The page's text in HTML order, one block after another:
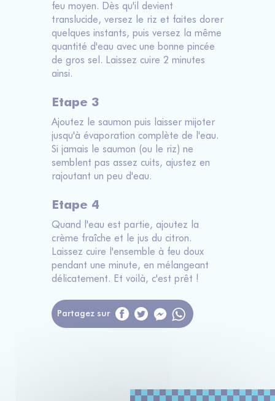
feu moyen. Dès qu'il devient
translucide, versez le riz et faites dorer
quelques instants, puis versez la même
quantité d'eau avec une bonne pincée
de gros sel. Laissez cuire 2 minutes
ainsi.
Etape 3
Ajoutez le saumon puis laisser mijoter
jusqu'à évaporation complète de l'eau.
Si jamais le saumon (ou le riz) ne
semblent pas assez cuits, ajustez en
rajoutant un peu d'eau.
Etape 4
Quand l'eau est partie, ajoutez la
crème fraîche et le jus du citron.
Laissez cuire l'ensemble à feu doux
pendant une minute, en mélangeant
délicatement. Et voilà, c'est prêt !
Partagez sur